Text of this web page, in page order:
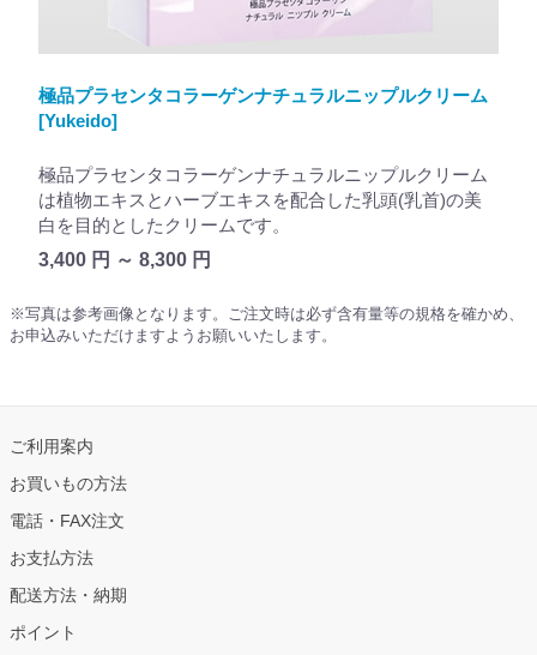
極品プラセンタコラーゲンナチュラルニップルクリーム
[Yukeido]
極品プラセンタコラーゲンナチュラルニップルクリーム
は植物エキスとハーブエキスを配合した乳頭(乳首)の美
白を目的としたクリームです。
3,400 円 ～ 8,300 円
※写真は参考画像となります。ご注文時は必ず含有量等の規格を確かめ、
お申込みいただけますようお願いいたします。
ご利用案内
お買いもの方法
電話・FAX注文
お支払方法
配送方法・納期
ポイント